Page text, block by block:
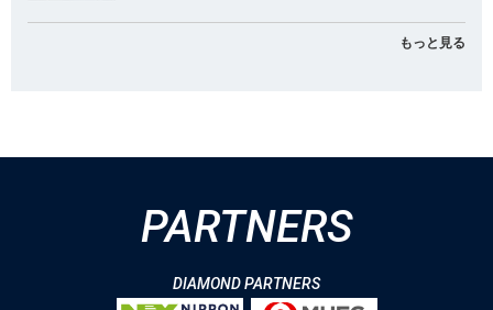
もっと見る
PARTNERS
DIAMOND PARTNERS